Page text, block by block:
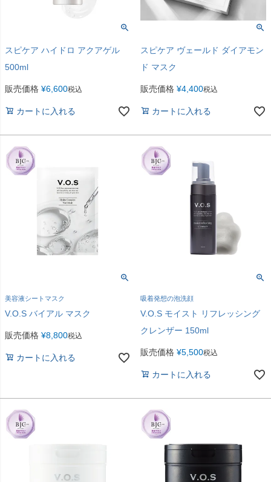
スピケア ハイドロ アクアゲル
500ml
販売価格 ¥6,600税込
カートに入れる
スピケア ヴェールド ダイアモン
ド マスク
販売価格 ¥4,400税込
カートに入れる
美容液シートマスク
V.O.S バイアル マスク
販売価格 ¥8,800税込
カートに入れる
吸着発想の泡洗顔
V.O.S モイスト リフレッシング
クレンザー 150ml
販売価格 ¥5,500税込
カートに入れる